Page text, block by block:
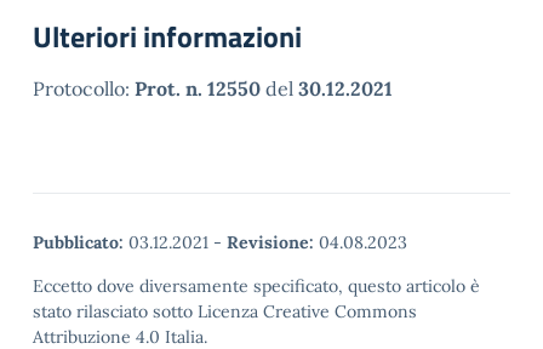
Ulteriori informazioni
Protocollo: Prot. n. 12550 del 30.12.2021
Pubblicato: 03.12.2021 - Revisione: 04.08.2023
Eccetto dove diversamente specificato, questo articolo è
stato rilasciato sotto Licenza Creative Commons
Attribuzione 4.0 Italia.